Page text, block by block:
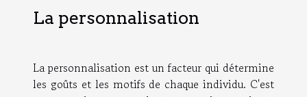
La personnalisation
La personnalisation est un facteur qui détermine
les goûts et les motifs de chaque individu. C'est